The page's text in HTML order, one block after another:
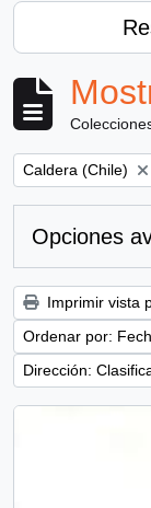
Remove filter:
Caldera (Chile)
Opciones
Imprimir vista
Ordenar por:
Dirección: